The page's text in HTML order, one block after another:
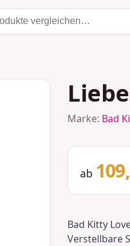
Marke: Bad
ab
Bad Kitty
Verstellbare